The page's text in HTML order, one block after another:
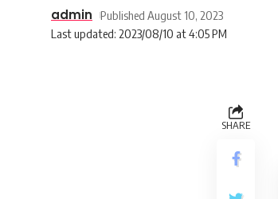
Last updated: 2023/08/10 at 4:05 PM
admin Published August 10, 2023
SHARE